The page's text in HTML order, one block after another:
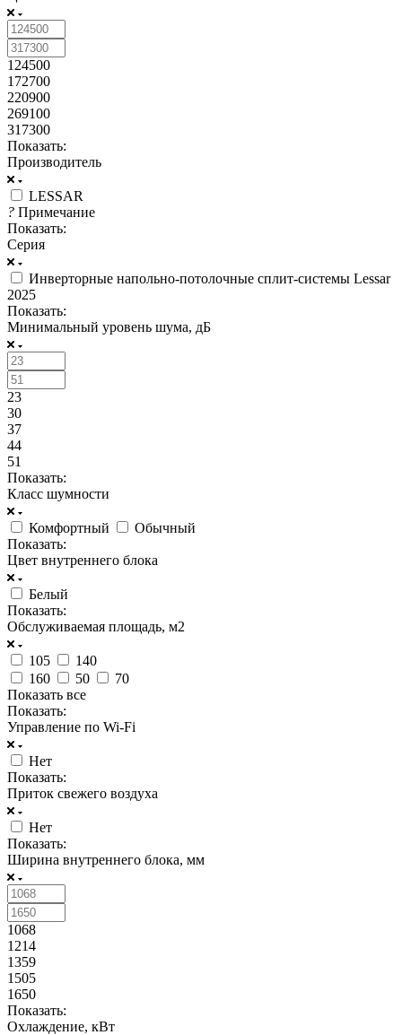
124500
172700
220900
269100
317300
Показать:
Производитель
LESSAR
? Примечание
Показать:
Серия
Инверторные напольно-потолочные сплит-системы Lessar
2025
Показать:
Минимальный уровень шума, дБ
23
30
37
44
51
Показать:
Класс шумности
Комфортный
Обычный
Показать:
Цвет внутреннего блока
Белый
Показать:
Обслуживаемая площадь, м2
105
140
160
50
70
Показать все
Показать:
Управление по Wi-Fi
Нет
Показать:
Приток свежего воздуха
Нет
Показать:
Ширина внутреннего блока, мм
1068
1214
1359
1505
1650
Показать:
Охлаждение, кВт